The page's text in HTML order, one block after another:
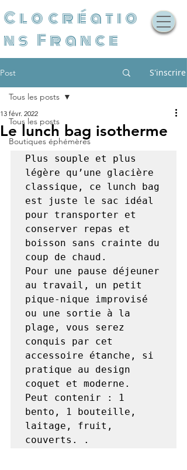
Clocréatio
ns France
Post S'inscrire
Tous les posts
Boutiques éphémères
Tous les posts
Le lunch bag isotherme
13 févr. 2022
Plus souple et plus
légère qu’une glacière
classique, ce lunch bag
est juste le sac idéal
pour transporter et
conserver repas et
boisson sans crainte du
coup de chaud.
Pour une pause déjeuner
au travail, un petit
pique-nique improvisé
ou une sortie à la
plage, vous serez
conquis par cet
accessoire étanche, si
pratique au design
coquet et moderne.
Peut contenir : 1
bento, 1 bouteille,
laitage, fruit,
couverts. .